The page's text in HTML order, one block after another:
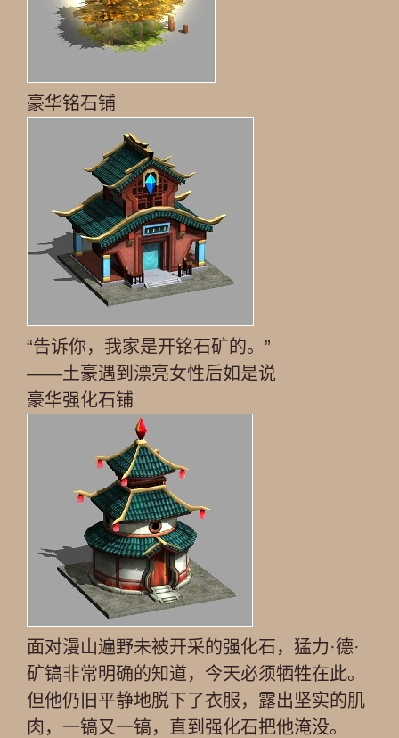
豪华铭石铺
“告诉你，我家是开铭石矿的。”
——土豪遇到漂亮女性后如是说
豪华强化石铺
面对漫山遍野未被开采的强化石，猛力·德·
矿镐非常明确的知道，今天必须牺牲在此。
但他仍旧平静地脱下了衣服，露出坚实的肌
肉，一镐又一镐，直到强化石把他淹没。